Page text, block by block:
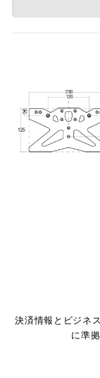
決済情報とビジネ
に準